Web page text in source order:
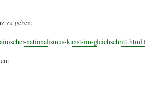
Verharmlosung
Städtepartnerschaft
zu geben:
nationalismus-kunst-im-gleichschritt.html